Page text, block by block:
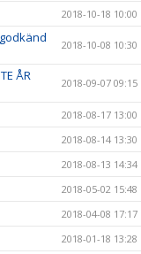
2018-10-18 10:00
2018-10-08 10:30
ÅR
2018-09-07 09:15
2018-08-17 13:00
2018-08-14 13:30
2018-08-13 14:34
2018-05-02 15:48
2018-04-08 17:17
2018-01-18 13:28